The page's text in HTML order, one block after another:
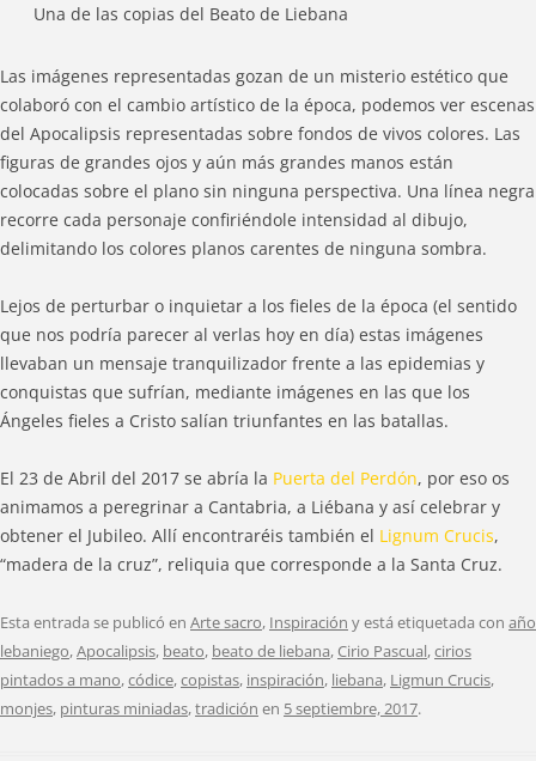
Una de las copias del Beato de Liebana
Las imágenes representadas gozan de un misterio estético que
colaboró con el cambio artístico de la época, podemos ver escenas
del Apocalipsis representadas sobre fondos de vivos colores. Las
figuras de grandes ojos y aún más grandes manos están
colocadas sobre el plano sin ninguna perspectiva. Una línea negra
recorre cada personaje confiriéndole intensidad al dibujo,
delimitando los colores planos carentes de ninguna sombra.
Lejos de perturbar o inquietar a los fieles de la época (el sentido
que nos podría parecer al verlas hoy en día) estas imágenes
llevaban un mensaje tranquilizador frente a las epidemias y
conquistas que sufrían, mediante imágenes en las que los
Ángeles fieles a Cristo salían triunfantes en las batallas.
El 23 de Abril del 2017 se abría la Puerta del Perdón, por eso os
animamos a peregrinar a Cantabria, a Liébana y así celebrar y
obtener el Jubileo. Allí encontraréis también el Lignum Crucis,
“madera de la cruz”, reliquia que corresponde a la Santa Cruz.
Esta entrada se publicó en Arte sacro, Inspiración y está etiquetada con año
lebaniego,Apocalipsis, beato, beato de liebana, Cirio Pascual,cirios
pintados a mano,códice,copistas, inspiración, liebana, Ligmun Crucis,
monjes, pinturas miniadas,tradición en 5 septiembre, 2017.